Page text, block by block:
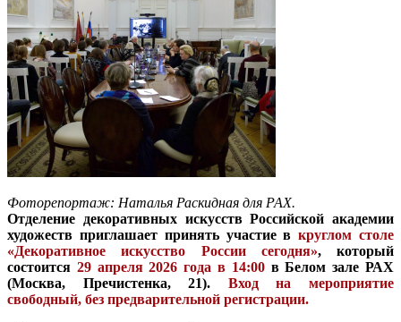
Фоторепортаж: Наталья Раскидная для РАХ.
Отделение декоративных искусств Российской академии
художеств приглашает принять участие вкруглом столе
«Декоративное искусство России сегодня», который
состоится 29 апреля 2026 года в 14:00 в Белом зале РАХ
(Москва, Пречистенка, 21). Вход на мероприятие
свободный, без предварительной регистрации.